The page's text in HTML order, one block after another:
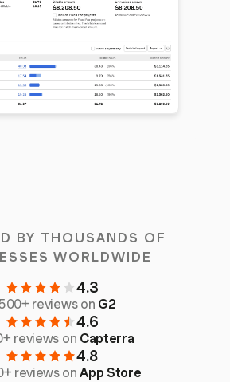
BY THOUSANDS OF
WORLDWIDE
4.3
reviews on G2
4.6
reviews on Capterra
4.8
reviews onApp Store